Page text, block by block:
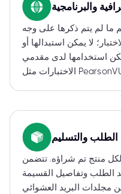
والبرنامجية
ما لم يتم ذكرها على وجه
لا يمكن استبدالها أو
استخدامها لدى مقدمي
والتسليم
منتج تم شراؤه. تتضمن
الطلب وتفاصيل القسيمة
مجلدات البريد العشوائي